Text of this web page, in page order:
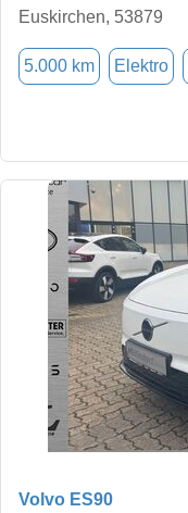
Euskirchen, 53879
5.000 km Elektro
Volvo ES90